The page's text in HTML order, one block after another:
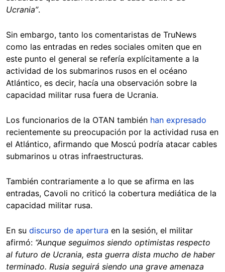
Ucrania”.
Sin embargo, tanto los comentaristas de TruNews
como las entradas en redes sociales omiten que en
este punto el general se refería explícitamente a la
actividad de los submarinos rusos en el océano
Atlántico, es decir, hacía una observación sobre la
capacidad militar rusa fuera de Ucrania.
Los funcionarios de la OTAN también han expresado
recientemente su preocupación por la actividad rusa en
el Atlántico, afirmando que Moscú podría atacar cables
submarinos u otras infraestructuras.
También contrariamente a lo que se afirma en las
entradas, Cavoli no criticó la cobertura mediática de la
capacidad militar rusa.
En su discurso de apertura en la sesión, el militar
afirmó: “Aunque seguimos siendo optimistas respecto
al futuro de Ucrania, esta guerra dista mucho de haber
terminado. Rusia seguirá siendo una grave amenaza